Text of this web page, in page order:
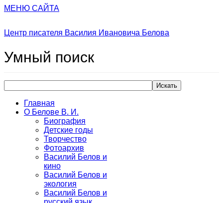
МЕНЮ САЙТА
Центр писателя Василия Ивановича Белова
Умный поиск
Искать
Главная
О Белове В. И.
Биография
Детские годы
Творчество
Фотоархив
Василий Белов и
кино
Василий Белов и
экология
Василий Белов и